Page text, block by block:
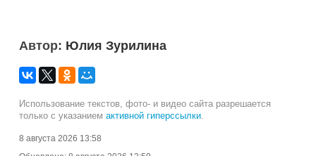
Автор: Юлия Зурилина
Использование текстов, фото- и видео сайта разрешается
только с указанием активной гиперссылки.
8 августа 2026 13:58